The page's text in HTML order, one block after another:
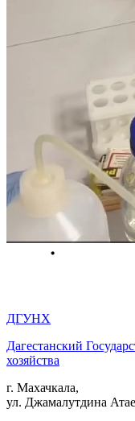
ДГУНХ
Дагестанский
хозяйства
г. Махачкала,
ул. Джамалутдина